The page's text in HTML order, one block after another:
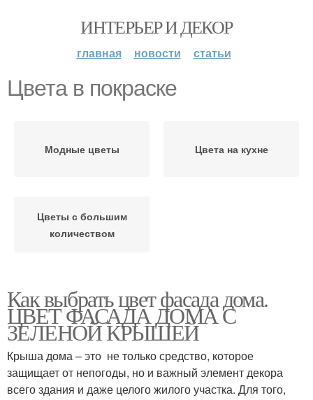
ИНТЕРЬЕР И ДЕКОР
главная новости статьи
Цвета в покраске
Модные цветы Цвета на кухне
Цветы с большим
количеством
Как выбрать цвет фасада дома.
ЦВЕТ ФАСАДА ДОМА С
ЗЕЛЕНОЙ КРЫШЕЙ
Крыша дома – это не только средство, которое
защищает от непогоды, но и важный элемент декора
всего здания и даже целого жилого участка. Для того,